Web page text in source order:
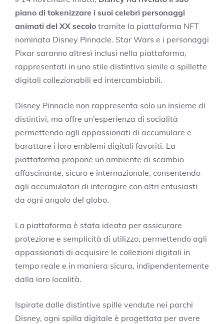
piano di tokenizzare i suoi celebri personaggi
animati del XX secolo tramite la piattaforma NFT
nominata Disney Pinnacle. Star Wars e i personaggi
Pixar saranno altresì inclusi nella piattaforma,
rappresentati in uno stile distintivo simile a spillette
digitali collezionabili ed intercambiabili.
Disney Pinnacle non rappresenta solo un insieme di
distintivi, ma offre un’esperienza di socialità
permettendo agli appassionati di accumulare e
barattare i loro emblemi digitali favoriti. La
piattaforma propone un ambiente di scambio
affascinante, sicuro e internazionale, consentendo
agli accumulatori di interagire con altri entusiasti
da ogni angolo del globo.
La piattaforma è stata ideata per assicurare
protezione e semplicità di utilizzo, permettendo agli
appassionati di acquisire le collezioni digitali in
tempo reale e in maniera sicura, indipendentemente
dalla loro località.
Ispirate dalle distintive spille vendute nei parchi
Disney, ogni spilla digitale è progettata per avere